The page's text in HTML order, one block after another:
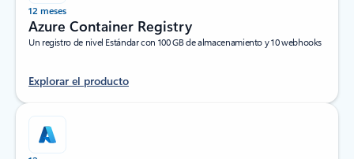
12 meses
Azure Container Registry
Un registro de nivel Estándar con 100 GB de almacenamiento y 10 webhooks
Explorar el producto